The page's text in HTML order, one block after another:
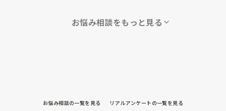
お悩み相談をもっと見る
お悩み相談の一覧を見る リアルアンケートの一覧を見る